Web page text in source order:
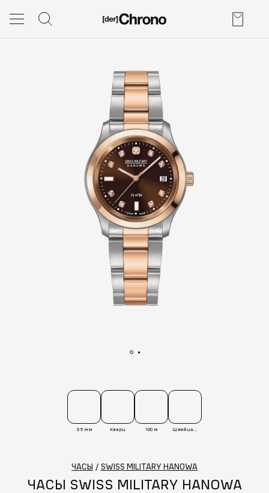
35 мм Кварц 100 м Швейцария
ЧАСЫ / SWISS MILITARY HANOWA
ЧАСЫ SWISS MILITARY HANOWA